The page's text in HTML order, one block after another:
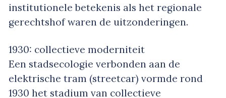
institutionele betekenis als het regionale
gerechtshof waren de uitzonderingen.
1930: collectieve moderniteit
Een stadsecologie verbonden aan de
elektrische tram (streetcar) vormde rond
1930 het stadium van collectieve